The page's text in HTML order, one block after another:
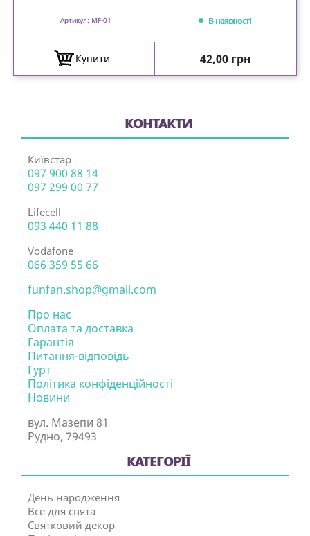
Артикул: MF-01 В наявності
Купити Ціна
42,00 грн
КОНТАКТИ
Київстар
097 900 88 14
097 299 00 77
Lifecell
093 440 11 88
Vodafone
066 359 55 66
funfan.shop@gmail.com
Про нас
Оплата та доставка
Гарантія
Питання-відповідь
Гурт
Політика конфіденційності
Новини
вул. Мазепи 81
Рудно, 79493
КАТЕГОРІЇ
День народження
Все для свята
Святковий декор